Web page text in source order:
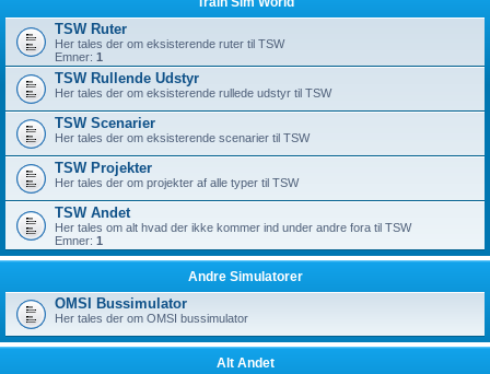
TSW Ruter
Her tales der om eksisterende ruter til TSW
Emner: 1
TSW Rullende Udstyr
Her tales der om eksisterende rullede udstyr til TSW
TSW Scenarier
Her tales der om eksisterende scenarier til TSW
TSW Projekter
Her tales der om projekter af alle typer til TSW
TSW Andet
Her tales om alt hvad der ikke kommer ind under andre fora til TSW
Emner: 1
Andre Simulatorer
OMSI Bussimulator
Her tales der om OMSI bussimulator
Alt Andet